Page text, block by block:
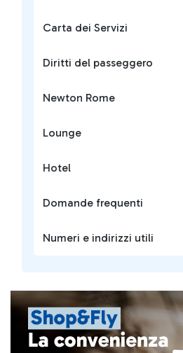
Carta dei Servizi
Diritti del passeggero
Newton Rome
Lounge
Hotel
Domande frequenti
Numeri e indirizzi utili